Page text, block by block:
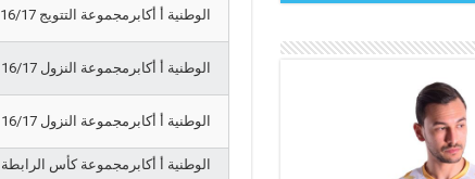
الوطنية أ أكابرمجموعة التتويج 16/17
الوطنية أ أكابرمجموعة النزول 16/17
الوطنية أ أكابرمجموعة النزول 16/17
الوطنية أ أكابرمجموعة كأس الرابطة